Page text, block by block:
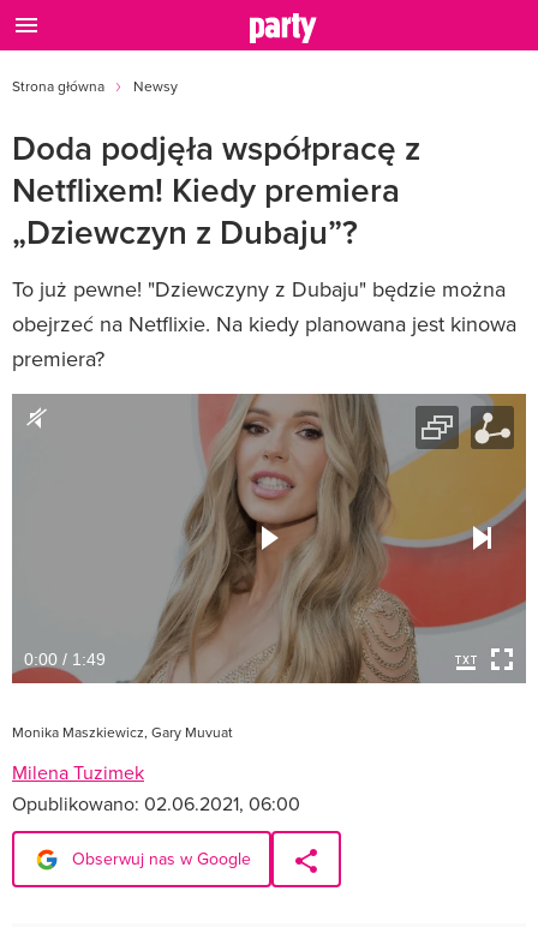
Strona główna Newsy
Doda podjęła współpracę z
Netflixem! Kiedy premiera
„Dziewczyn z Dubaju”?
To już pewne! "Dziewczyny z Dubaju" będzie można
obejrzeć na Netflixie. Na kiedy planowana jest kinowa
premiera?
0:00 / 1:49
Monika Maszkiewicz, Gary Muvuat
Milena Tuzimek
Opublikowano: 02.06.2021, 06:00
Obserwuj nas w Google